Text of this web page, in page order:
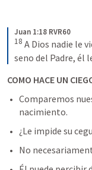
Juan 1:18 RVR60
18 A Dios nadie le
seno del Padre, él
COMO HACE UN
Comparemos
nacimiento.
¿Le impide su
No